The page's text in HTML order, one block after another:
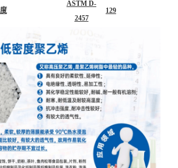
ASTM D-
2457
129